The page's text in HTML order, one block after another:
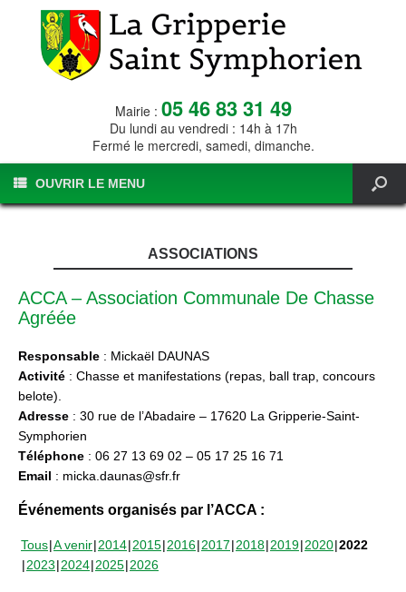
Mairie : 05 46 83 31 49
Du lundi au vendredi : 14h à 17h
Fermé le mercredi, samedi, dimanche.
OUVRIR LE MENU
ASSOCIATIONS
ACCA – Association Communale De Chasse
Agréée
Responsable : Mickaël DAUNAS
Activité : Chasse et manifestations (repas, ball trap, concours
belote).
Adresse : 30 rue de l’Abadaire – 17620 La Gripperie-Saint-
Symphorien
Téléphone : 06 27 13 69 02 – 05 17 25 16 71
Email : micka.daunas@sfr.fr
Événements organisés par l’ACCA :
Tous A venir 2014 2015 2016 2017 2018 2019 2020 2022
2023 2024 2025 2026